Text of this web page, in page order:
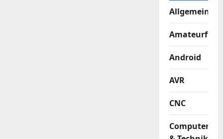
Allgemein
Amateurfunk
Android
AVR
CNC
Computer